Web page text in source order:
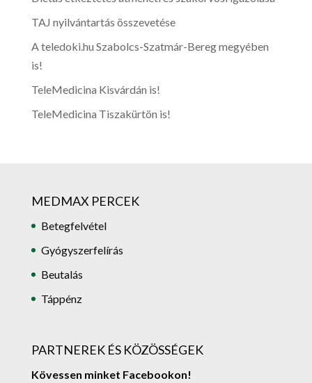
TAJ nyilvántartás összevetése
A teledoki.hu Szabolcs-Szatmár-Bereg megyében
is!
TeleMedicina Kisvárdán is!
TeleMedicina Tiszakürtön is!
MEDMAX PERCEK
Betegfelvétel
Gyógyszerfelírás
Beutalás
Táppénz
PARTNEREK ÉS KÖZÖSSÉGEK
Kövessen minket Facebookon!